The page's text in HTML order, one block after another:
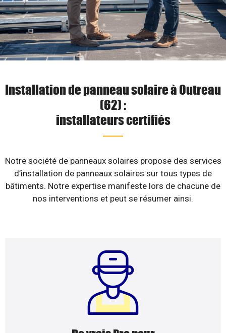
Installation de panneau solaire à Outreau
(62) :
installateurs certifiés
Notre société de panneaux solaires propose des services
d’installation de panneaux solaires sur tous types de
bâtiments. Notre expertise manifeste lors de chacune de
nos interventions et peut se résumer ainsi.